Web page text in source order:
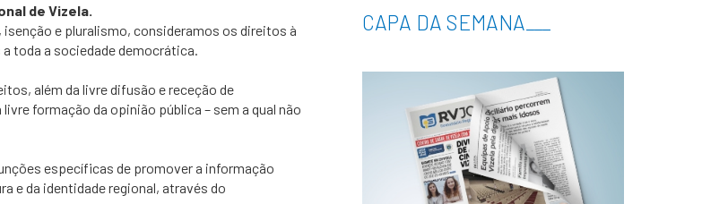
de Vizela.
e pluralismo, consideramos os direitos à
toda a sociedade democrática.
além da livre difusão e receção de
formação da opinião pública – sem a qual não
específicas de promover a informação
e da identidade regional, através do
CAPA DA SEMANA